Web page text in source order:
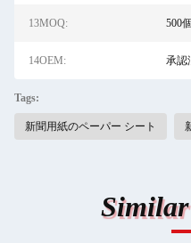
13MOQ: 500個
14OEM: 承認
Tags:
新聞用紙のペーパー シート